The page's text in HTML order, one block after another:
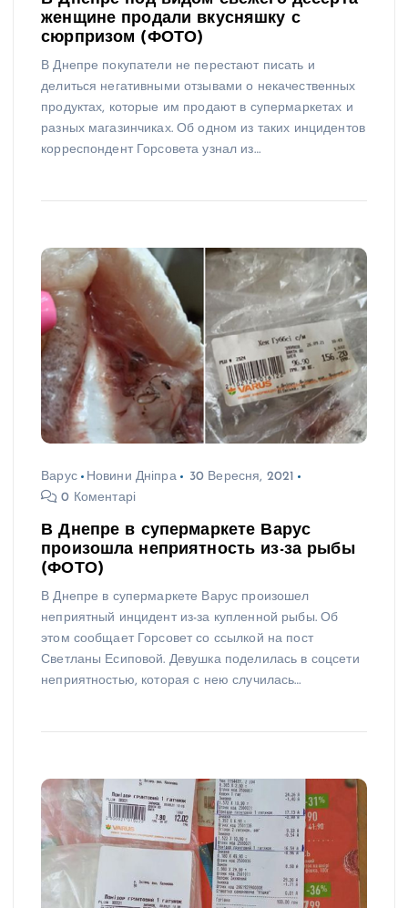
женщине продали вкусняшку с
сюрпризом (ФОТО)
В Днепре покупатели не перестают писать и
делиться негативными отзывами о некачественных
продуктах, которые им продают в супермаркетах и
разных магазинчиках. Об одном из таких инцидентов
корреспондент Горсовета узнал из…
Варус Новини Дніпра
30 Вересня, 2021
0 Коментарі
В Днепре в супермаркете Варус
произошла неприятность из-за рыбы
(ФОТО)
В Днепре в супермаркете Варус произошел
неприятный инцидент из-за купленной рыбы. Об
этом сообщает Горсовет со ссылкой на пост
Светланы Есиповой. Девушка поделилась в соцсети
неприятностью, которая с нею случилась…